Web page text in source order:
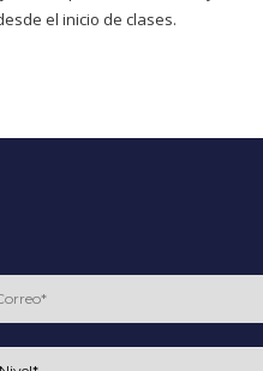
el inicio de clases.